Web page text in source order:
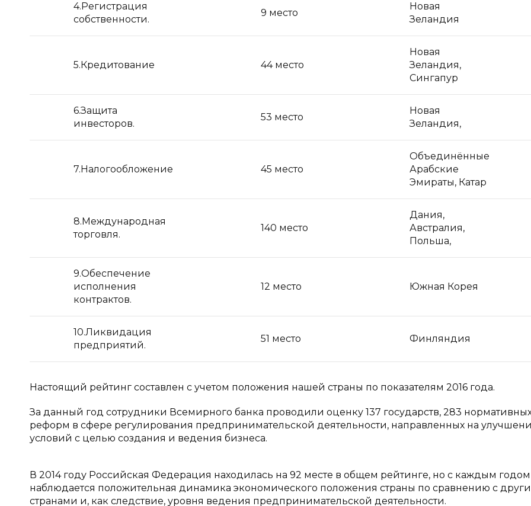
4.Регистрация
собственности.
9 место
Новая
Зеландия
5.Кредитование 44 место
Новая
Зеландия,
Сингапур
6.Защита
инвесторов.
53 место
Новая
Зеландия,
7.Налогообложение 45 место
Объединённые
Арабские
Эмираты, Катар
8.Международная
торговля.
140 место
Дания,
Австралия,
Польша,
9.Обеспечение
исполнения
контрактов.
12 место Южная Корея
10.Ликвидация
предприятий.
51 место Финляндия
Настоящий рейтинг составлен с учетом положения нашей страны по показателям 2016 года.
За данный год сотрудники Всемирного банка проводили оценку 137 государств, 283
реформ в сфере регулирования предпринимательской деятельности, направленных на
условий с целью создания и ведения бизнеса.
В 2014 году Российская Федерация находилась на 92 месте в общем рейтинге, но с каждым годом
наблюдается положительная динамика экономического положения страны по сравнению с
странами и, как следствие, уровня ведения предпринимательской деятельности.